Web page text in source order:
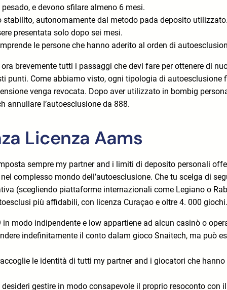
e devono sfilare almeno 6 mesi.
stabilito, autonomamente dal metodo pada deposito utilizzato.
presentata solo dopo sei mesi.
le persone che hanno aderito al orden di
brevemente tutti i passaggi che devi fare per ottenere di
punti. Come abbiamo visto, ogni tipologia di
venga revocata. Dopo aver utilizzato in bombig
annullare l’autoesclusione da 888.
Licenza Aams
sempre my partner and i limiti di deposito personali
complesso mondo dell’autoesclusione. Che tu scelga di
(scegliendo piattaforme internazionali come Legiano o
più affidabili, con licenza Curaçao e oltre 4. 000 giochi.
modo indipendente e low appartiene ad alcun casinò o
indefinitamente il conto dalam gioco Snaitech, ma può
le identità di tutti my partner and i giocatori che
gestire in modo consapevole il proprio resoconto con